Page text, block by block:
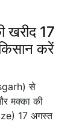
खरीद 17
करें
से
मक्का की
17 अगस्त